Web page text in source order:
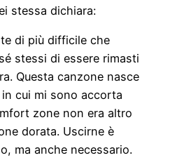
stessa dichiara:
di più difficile che
stessi di essere rimasti
Questa canzone nasce
cui mi sono accorta
zone non era altro
dorata. Uscirne è
ma anche necessario.